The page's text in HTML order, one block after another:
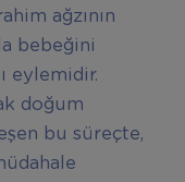
ağzının
bebeğini
eylemidir.
doğum
bu süreçte,